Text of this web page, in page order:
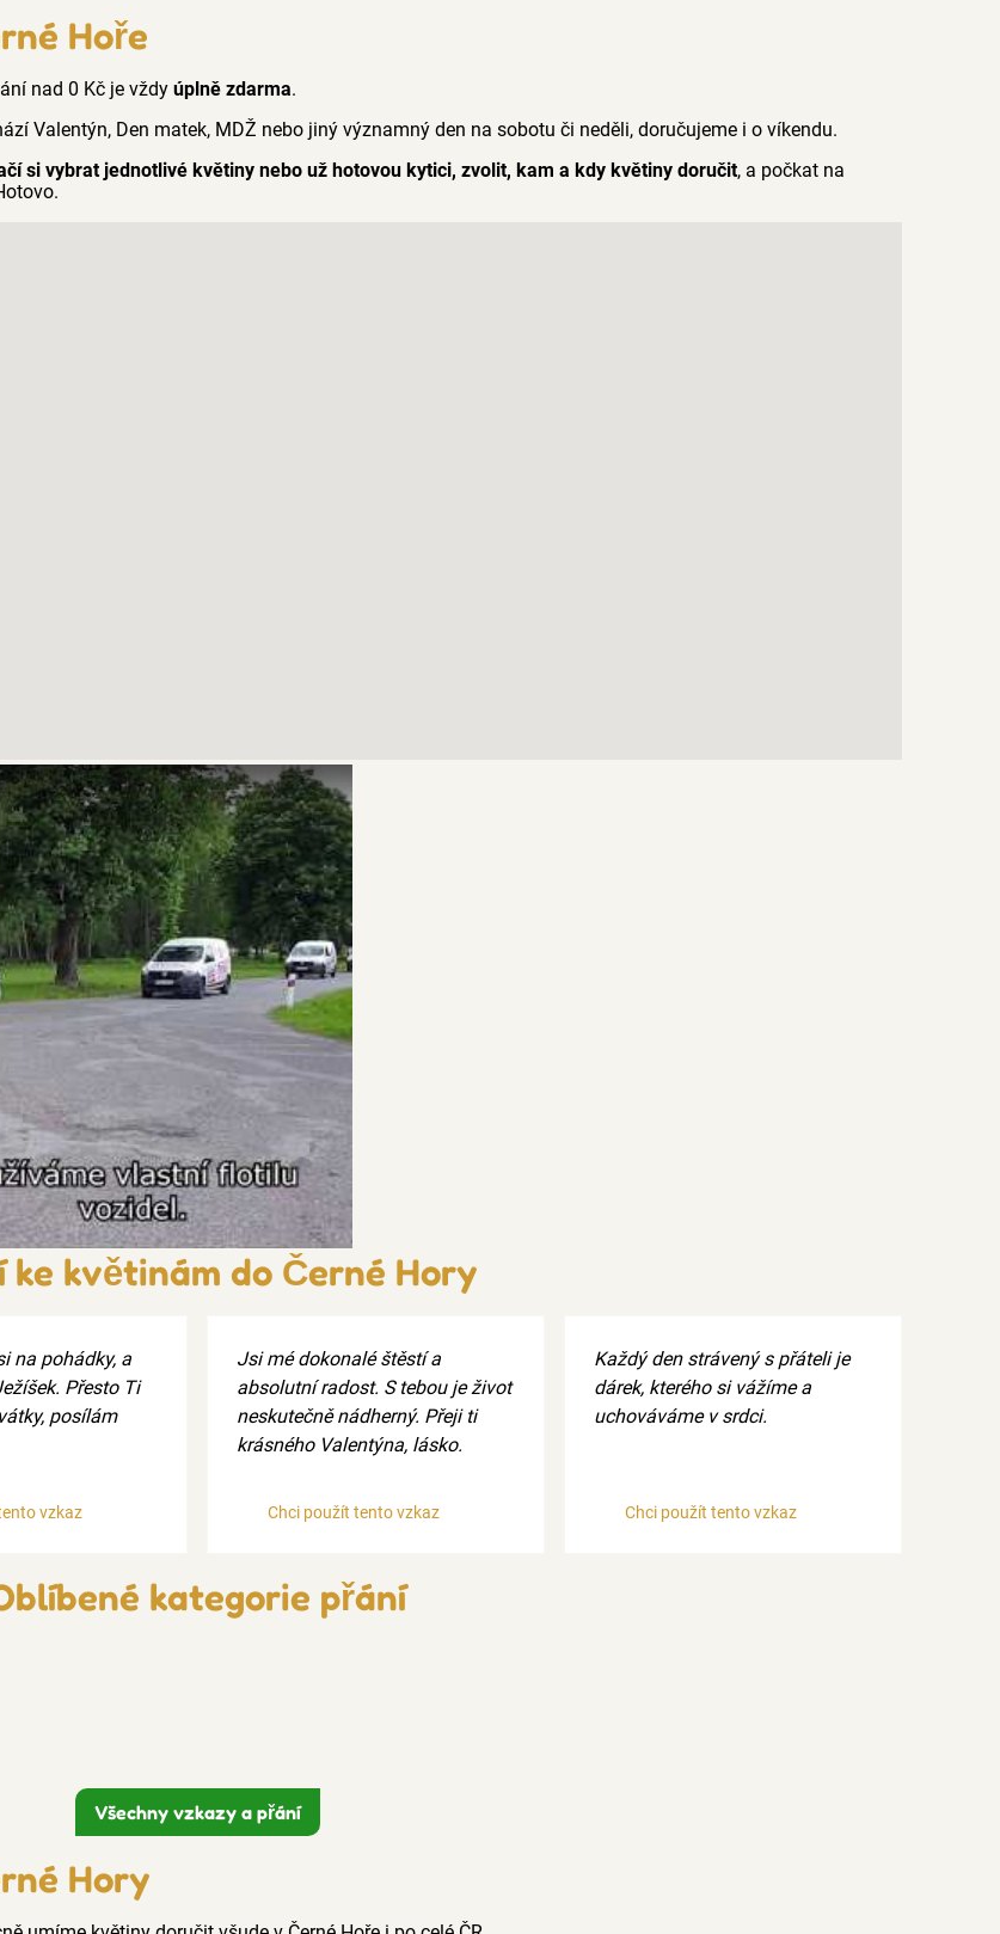
Hoře
nad 0 Kč je vždy úplně zdarma.
Valentýn, Den matek, MDŽ nebo jiný významný den na sobotu či neděli, doručujeme i o víkendu.
si vybrat jednotlivé květiny nebo už hotovou kytici, zvolit, kam a kdy květiny doručit, a počkat na
ke květinám do Černé Hory
na pohádky, a
Přesto Ti
posílám
vzkaz
Jsi mé dokonalé štěstí a
absolutní radost. S tebou je život
neskutečně nádherný. Přeji ti
krásného Valentýna, lásko.
Chci použít tento vzkaz
Každý den strávený s přáteli je
dárek, kterého si vážíme a
uchováváme v srdci.
Chci použít tento vzkaz
kategorie přání
Všechny vzkazy a přání
Hory